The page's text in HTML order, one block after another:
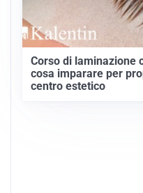
Corso di laminazione
cosa imparare per
centro estetico